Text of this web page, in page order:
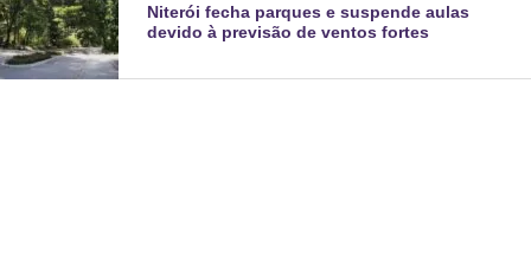
Niterói fecha parques e suspende aulas
devido à previsão de ventos fortes